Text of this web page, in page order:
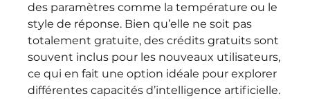
des paramètres comme la température ou le
style de réponse. Bien qu’elle ne soit pas
totalement gratuite, des crédits gratuits sont
souvent inclus pour les nouveaux utilisateurs,
ce qui en fait une option idéale pour explorer
différentes capacités d’intelligence artificielle.